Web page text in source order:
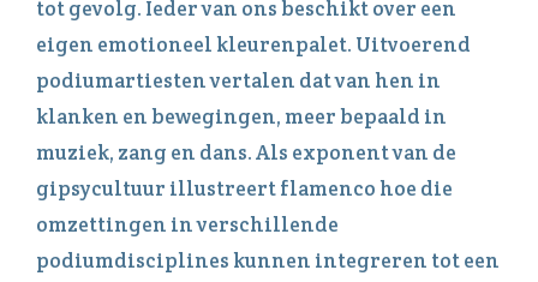
tot gevolg. Ieder van ons beschikt over een
eigen emotioneel kleurenpalet. Uitvoerend
podiumartiesten vertalen dat van hen in
klanken en bewegingen, meer bepaald in
muziek, zang en dans. Als exponent van de
gipsycultuur illustreert flamenco hoe die
omzettingen in verschillende
podiumdisciplines kunnen integreren tot een